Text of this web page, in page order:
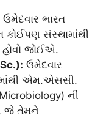
ઉમેદવાર ભારત
કોઈપણ સંસ્થામાંથી
જોઈએ.
ઉમેદવાર
એમ.એસસી.
ની
જે તેમને